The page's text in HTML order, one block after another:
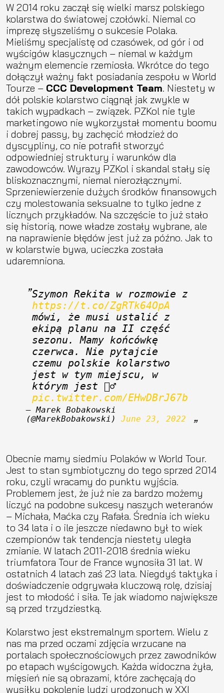
W 2014 roku zaczął się wielki marsz polskiego
kolarstwa do światowej czołówki. Niemal co
imprezę słyszeliśmy o sukcesie Polaka.
Mieliśmy specjalistę od czasówek, od gór i od
wyścigów klasycznych – niemal w każdym
ważnym elemencie rzemiosła. Wkrótce do tego
dołączył ważny fakt posiadania zespołu w World
Tourze – CCC Development Team. Niestety w
dół polskie kolarstwo ciągnął jak zwykle w
takich wypadkach – związek. PZKol nie tyle
marketingowo nie wykorzystał momentu boomu
i dobrej passy, by zachęcić młodzież do
dyscypliny, co nie potrafił stworzyć
odpowiedniej struktury i warunków dla
zawodowców. Wyrazy PZKol i skandal stały się
bliskoznacznymi, niemal nierozłącznymi.
Sprzeniewierzenie dużych środków finansowych
czy molestowania seksualne to tylko jedne z
licznych przykładów. Na szczęście to już stało
się historią, nowe władze zostały wybrane, ale
na naprawienie błędów jest już za późno. Jak to
w kolarstwie bywa, ucieczka została
udaremniona.
https://t.co/ZgRTk64OpA
mówi, że musi ustalić z
ekipą planu na II część
sezonu. Mamy końcówkę
czerwca. Nie pytajcie
czemu polskie kolarstwo
jest w tym miejscu, w
pic.twitter.com/EHwDBrJ67b
— Marek Bobakowski
(@MarekBobakowski) June 23, 2022
Obecnie mamy siedmiu Polaków w World Tour.
Jest to stan symbiotyczny do tego sprzed 2014
roku, czyli wracamy do punktu wyjścia.
Problemem jest, że już nie za bardzo możemy
liczyć na podobne sukcesy naszych weteranów
– Michała, Maćka czy Rafała. Średnia ich wieku
to 34 lata i o ile jeszcze niedawno był to wiek
czempionów tak tendencja niestety uległa
zmianie. W latach 2011-2018 średnia wieku
triumfatora Tour de France wynosiła 31 lat. W
ostatnich 4 latach zaś 23 lata. Niegdyś taktyka i
doświadczenie odgrywała kluczową rolę, dzisiaj
jest to młodość i siła. Te jak wiadomo największe
są przed trzydziestką.
Kolarstwo jest ekstremalnym sportem. Wielu z
nas ma przed oczami zdjęcia wrzucane na
portalach społecznościowych przez zawodników
po etapach wyścigowych. Każda widoczna żyła,
mięsień nie są obrazami, które zachęcają do
wysiłku pokolenie ludzi urodzonych w XXI